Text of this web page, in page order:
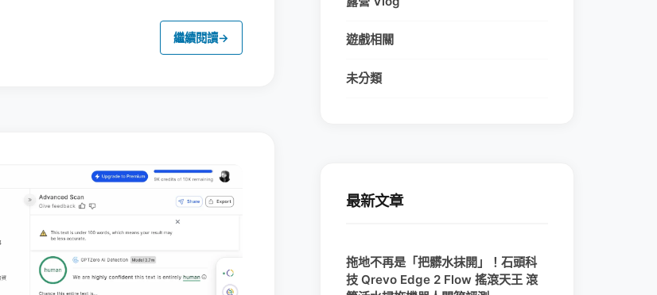
繼續閱讀→ 遊戲相關
未分類
最新文章
拖地不再是「把髒水抹開」！石頭科
技 Qrevo Edge 2 Flow 搖滾天王 滾